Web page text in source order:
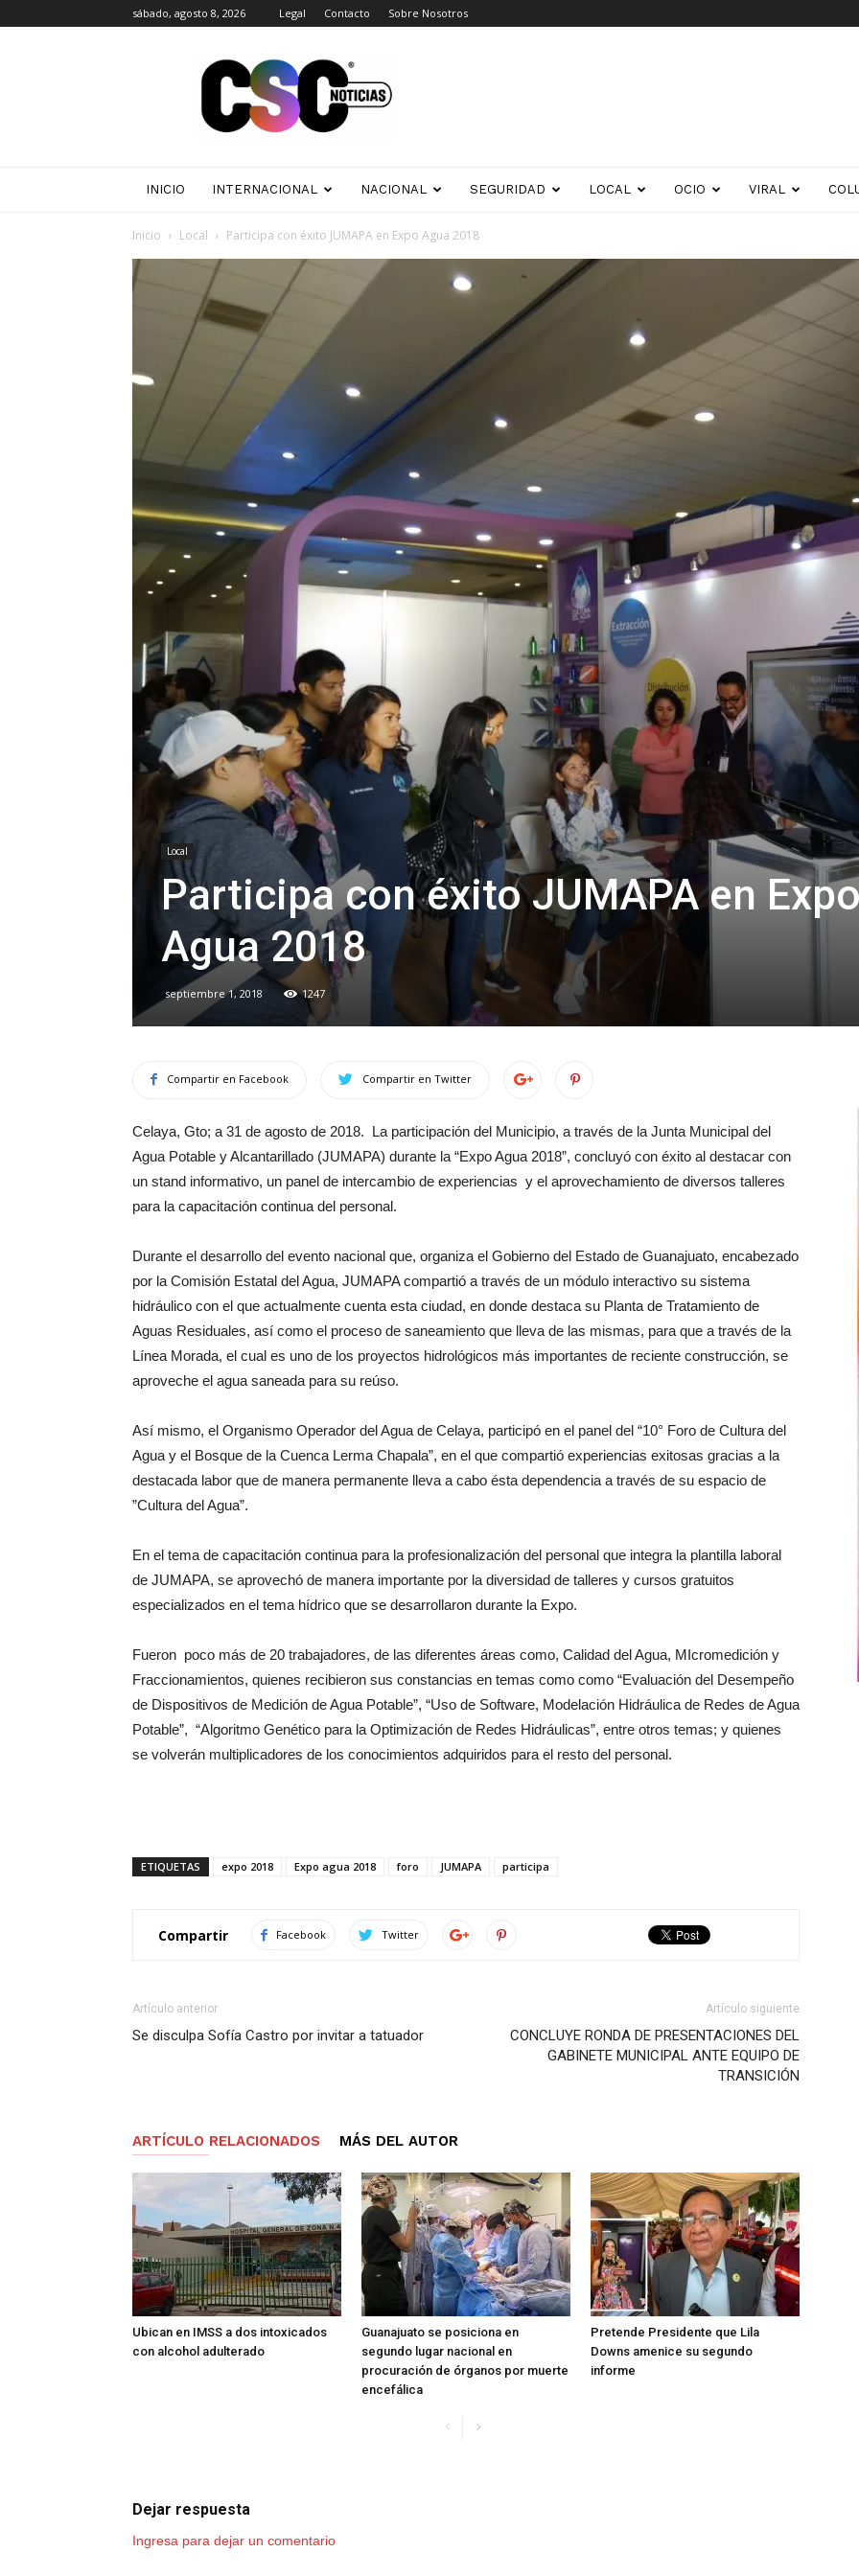
sábado, agosto 8, 2026 Legal Contacto Sobre Nosotros
Noticias
INICIO INTERNACIONAL NACIONAL SEGURIDAD LOCAL OCIO VIRAL
Inicio Local Participa con éxito JUMAPA en Expo Agua 2018
Local
Participa con éxito JUMAPA en
Agua 2018
septiembre 1, 2018 1247
Compartir en Facebook Compartir en Twitter
Celaya, Gto; a 31 de agosto de 2018. La participación del Municipio, a través de la Junta Municipal del
Agua Potable y Alcantarillado (JUMAPA) durante la “Expo Agua 2018”, concluyó con éxito al destacar con
un stand informativo, un panel de intercambio de experiencias y el aprovechamiento de diversos talleres
para la capacitación continua del personal.
Durante el desarrollo del evento nacional que, organiza el Gobierno del Estado de Guanajuato, encabezado
por la Comisión Estatal del Agua, JUMAPA compartió a través de un módulo interactivo su sistema
hidráulico con el que actualmente cuenta esta ciudad, en donde destaca su Planta de Tratamiento de
Aguas Residuales, así como el proceso de saneamiento que lleva de las mismas, para que a través de la
Línea Morada, el cual es uno de los proyectos hidrológicos más importantes de reciente construcción, se
aproveche el agua saneada para su reúso.
Así mismo, el Organismo Operador del Agua de Celaya, participó en el panel del “10° Foro de Cultura del
Agua y el Bosque de la Cuenca Lerma Chapala”, en el que compartió experiencias exitosas gracias a la
destacada labor que de manera permanente lleva a cabo ésta dependencia a través de su espacio de
”Cultura del Agua”.
En el tema de capacitación continua para la profesionalización del personal que integra la plantilla laboral
de JUMAPA, se aprovechó de manera importante por la diversidad de talleres y cursos gratuitos
especializados en el tema hídrico que se desarrollaron durante la Expo.
Fueron poco más de 20 trabajadores, de las diferentes áreas como, Calidad del Agua, MIcromedición y
Fraccionamientos, quienes recibieron sus constancias en temas como como “Evaluación del Desempeño
de Dispositivos de Medición de Agua Potable”, “Uso de Software, Modelación Hidráulica de Redes de Agua
Potable”, “Algoritmo Genético para la Optimización de Redes Hidráulicas”, entre otros temas; y quienes
se volverán multiplicadores de los conocimientos adquiridos para el resto del personal.
ETIQUETAS expo 2018 Expo agua 2018 foro JUMAPA participa
Compartir Facebook Twitter
Artículo anterior
Se disculpa Sofía Castro por invitar a tatuador
Artículo siguiente
CONCLUYE RONDA DE PRESENTACIONES DEL
GABINETE MUNICIPAL ANTE EQUIPO DE
TRANSICIÓN
ARTÍCULO RELACIONADOS MÁS DEL AUTOR
Ubican en IMSS a dos intoxicados
con alcohol adulterado
Guanajuato se posiciona en
segundo lugar nacional en
procuración de órganos por muerte
encefálica
Pretende Presidente que Lila
Downs amenice su segundo
informe
Dejar respuesta
Ingresa para dejar un comentario